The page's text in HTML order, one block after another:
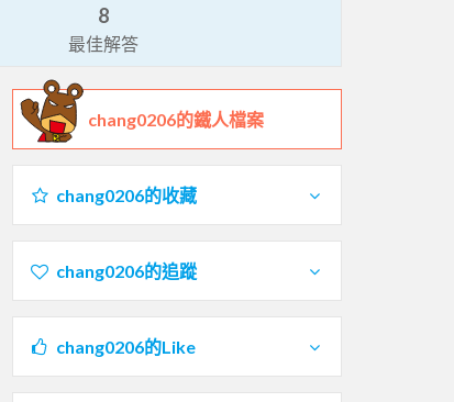
8
最佳解答
chang0206的鐵人檔案
chang0206的收藏
chang0206的追蹤
chang0206的Like